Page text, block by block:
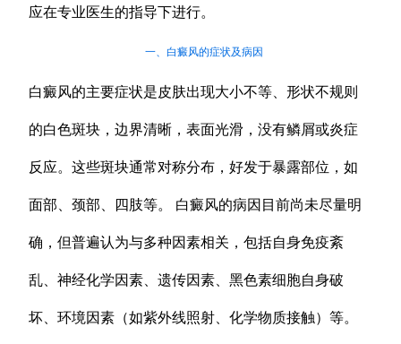
应在专业医生的指导下进行。
一、白癜风的症状及病因
白癜风的主要症状是皮肤出现大小不等、形状不规则
的白色斑块，边界清晰，表面光滑，没有鳞屑或炎症
反应。这些斑块通常对称分布，好发于暴露部位，如
面部、颈部、四肢等。 白癜风的病因目前尚未尽量明
确，但普遍认为与多种因素相关，包括自身免疫紊
乱、神经化学因素、遗传因素、黑色素细胞自身破
坏、环境因素（如紫外线照射、化学物质接触）等。